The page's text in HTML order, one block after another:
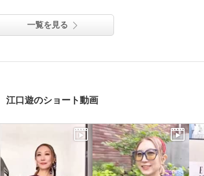
一覧を見る
江口遊のショート動画